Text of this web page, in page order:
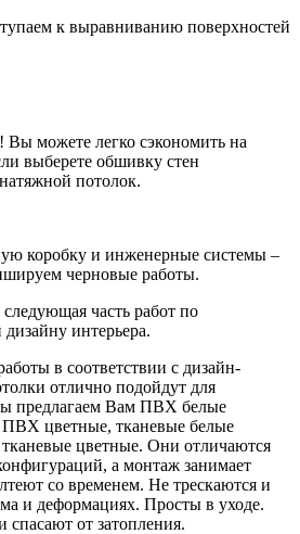
к выравниванию поверхностей
можете легко сэкономить на
выберете обшивку стен
потолок.
коробку и инженерные системы –
черновые работы.
часть работ по
интерьера.
в соответствии с дизайн-
отлично подойдут для
предлагаем Вам ПВХ белые
цветные, тканевые белые
цветные. Они отличаются
а монтаж занимает
со временем. Не трескаются и
и деформациях. Просты в уходе.
от затопления.